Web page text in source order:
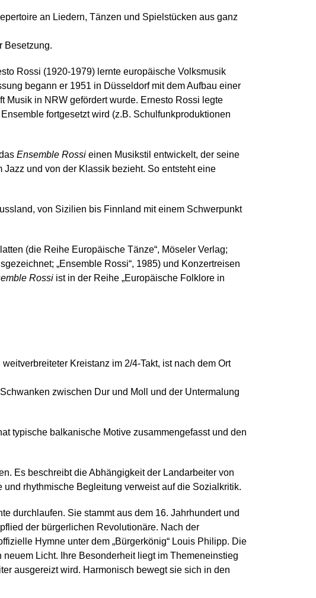
an Liedern, Tänzen und Spielstücken aus ganz
Besetzung.
Rossi (1920-1979) lernte europäische Volksmusik
begann er 1951 in Düsseldorf mit dem Aufbau einer
Musik in NRW gefördert wurde. Ernesto Rossi legte
fortgesetzt wird (z.B. Schulfunkproduktionen
Ensemble Rossi einen Musikstil entwickelt, der seine
und von der Klassik bezieht. So entsteht eine
von Sizilien bis Finnland mit einem Schwerpunkt
(die Reihe Europäische Tänze“, Möseler Verlag;
„Ensemble Rossi“, 1985) und Konzertreisen
Rossi ist in der Reihe „Europäische Folklore in
Kreistanz im 2/4-Takt, ist nach dem Ort
zwischen Dur und Moll und der Untermalung
typische balkanische Motive zusammengefasst und den
Es beschreibt die Abhängigkeit der Landarbeiter von
rhythmische Begleitung verweist auf die Sozialkritik.
durchlaufen. Sie stammt aus dem 16. Jahrhundert und
der bürgerlichen Revolutionäre. Nach der
Hymne unter dem „Bürgerkönig“ Louis Philipp. Die
Licht. Ihre Besonderheit liegt im Themeneinstieg
ausgereizt wird. Harmonisch bewegt sie sich in den